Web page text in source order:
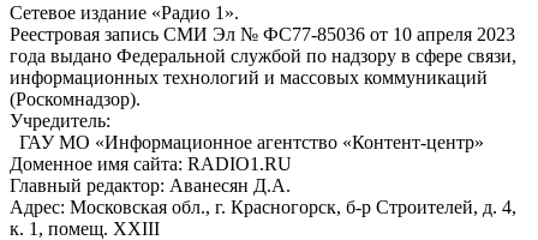
Сетевое издание «Радио 1».
Реестровая запись СМИ Эл № ФС77-85036 от 10 апреля 2023
года выдано Федеральной службой по надзору в сфере связи,
информационных технологий и массовых коммуникаций
(Роскомнадзор).
Учредитель:
ГАУ МО «Информационное агентство «Контент-центр»
Доменное имя сайта: RADIO1.RU
Главный редактор: Аванесян Д.А.
Адрес: Московская обл., г. Красногорск, б-р Строителей, д. 4,
к. 1, помещ. XXIII